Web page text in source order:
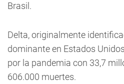
Brasil.
Delta, originalmente
dominante en Estados
por la pandemia con 33,7
606.000 muertes.